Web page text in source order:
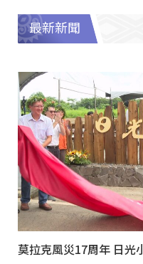
最新新聞
莫拉克風災17周年 日光